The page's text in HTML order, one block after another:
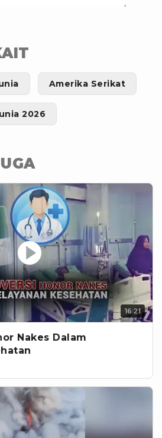
Amerika Serikat
2026
16:21
Nakes Dalam